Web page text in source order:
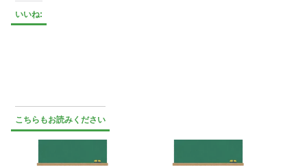
いいね:
こちらもお読みください